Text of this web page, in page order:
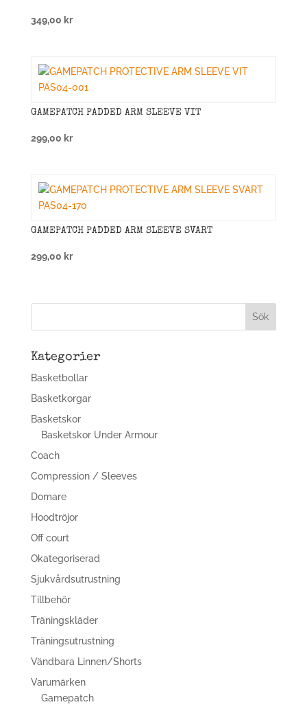
349,00 kr
GAMEPATCH PADDED ARM SLEEVE VIT
299,00 kr
GAMEPATCH PADDED ARM SLEEVE SVART
299,00 kr
Kategorier
Basketbollar
Basketkorgar
Basketskor
Basketskor Under Armour
Coach
Compression / Sleeves
Domare
Hoodtröjor
Off court
Okategoriserad
Sjukvårdsutrustning
Tillbehör
Träningskläder
Träningsutrustning
Vändbara Linnen/Shorts
Varumärken
Gamepatch